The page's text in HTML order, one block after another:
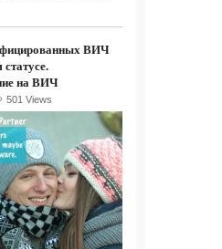
ВИЧ
на ВИЧ
501 Views